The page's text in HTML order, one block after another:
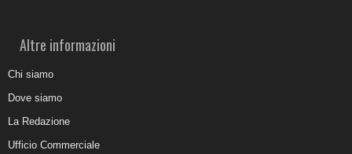
Altre informazioni
Chi siamo
Dove siamo
La Redazione
Ufficio Commerciale